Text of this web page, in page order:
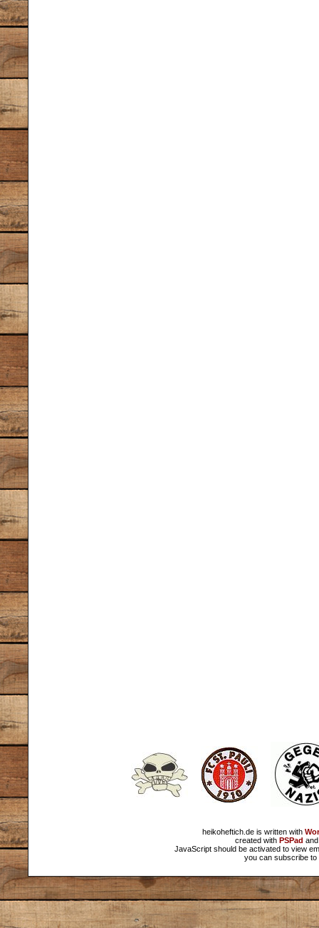
heikoheftich.de is written with
created with PSPad
JavaScript should be activated to view
you can subscribe